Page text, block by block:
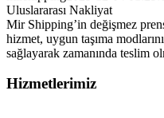
Uluslararası Nakliyat
Mir Shipping’in değişmez
hizmet, uygun taşıma
sağlayarak zamanında teslim
Hizmetlerimiz